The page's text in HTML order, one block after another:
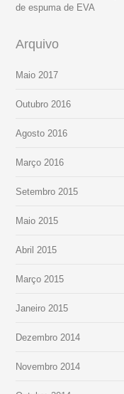
de espuma de EVA
Arquivo
Maio 2017
Outubro 2016
Agosto 2016
Março 2016
Setembro 2015
Maio 2015
Abril 2015
Março 2015
Janeiro 2015
Dezembro 2014
Novembro 2014